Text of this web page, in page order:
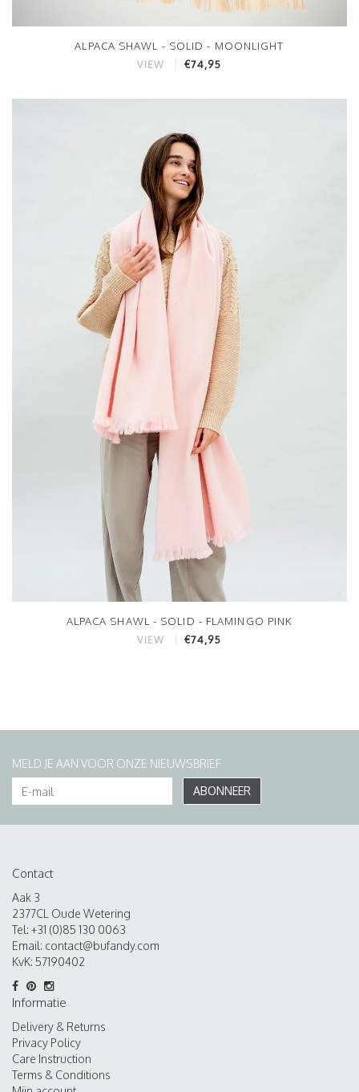
ALPACA SHAWL - SOLID - MOONLIGHT
VIEW €74,95
ALPACA SHAWL - SOLID - FLAMINGO PINK
VIEW €74,95
MELD JE AAN VOOR ONZE NIEUWSBRIEF
ABONNEER
Contact
Aak 3
2377CL Oude Wetering
Tel: +31 (0)85 130 0063
Email: contact@bufandy.com
KvK: 57190402
Informatie
Delivery & Returns
Privacy Policy
Care Instruction
Terms & Conditions